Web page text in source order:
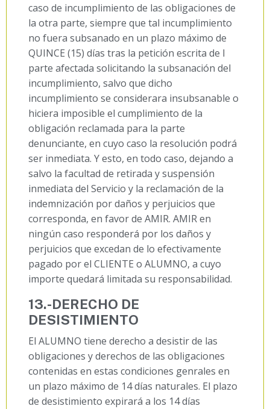
caso de incumplimiento de las obligaciones de
la otra parte, siempre que tal incumplimiento
no fuera subsanado en un plazo máximo de
QUINCE (15) días tras la petición escrita de l
parte afectada solicitando la subsanación del
incumplimiento, salvo que dicho
incumplimiento se considerara insubsanable o
hiciera imposible el cumplimiento de la
obligación reclamada para la parte
denunciante, en cuyo caso la resolución podrá
ser inmediata. Y esto, en todo caso, dejando a
salvo la facultad de retirada y suspensión
inmediata del Servicio y la reclamación de la
indemnización por daños y perjuicios que
corresponda, en favor de AMIR. AMIR en
ningún caso responderá por los daños y
perjuicios que excedan de lo efectivamente
pagado por el CLIENTE o ALUMNO, a cuyo
importe quedará limitada su responsabilidad.
13.-DERECHO DE
DESISTIMIENTO
El ALUMNO tiene derecho a desistir de las
obligaciones y derechos de las obligaciones
contenidas en estas condiciones genrales en
un plazo máximo de 14 días naturales. El plazo
de desistimiento expirará a los 14 días